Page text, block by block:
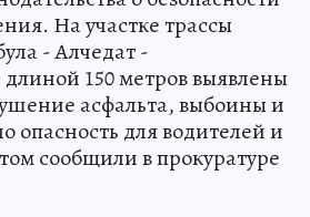
На участке трассы
- Алчедат -
150 метров выявлены
асфальта, выбоины и
опасность для водителей и
сообщили в прокуратуре